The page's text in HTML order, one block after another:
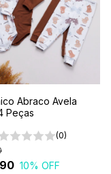
Abraco Avela
Peças
(0)
10% OFF